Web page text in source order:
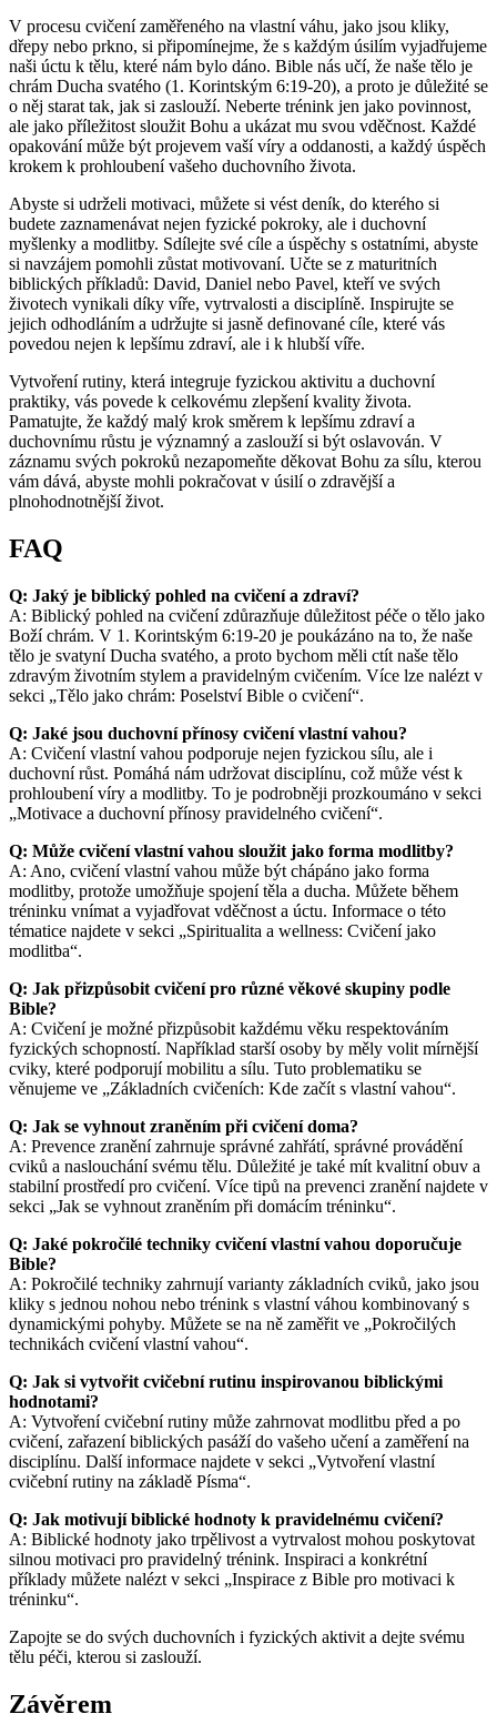
V procesu cvičení zaměřeného na vlastní váhu, jako jsou kliky,
dřepy nebo prkno, si připomínejme, že s každým úsilím vyjadřujeme
naši úctu k tělu, které nám bylo dáno. Bible nás učí, že naše tělo je
chrám Ducha svatého (1. Korintským 6:19-20), a proto je důležité se
o něj starat tak, jak si zaslouží. Neberte trénink jen jako povinnost,
ale jako příležitost sloužit Bohu a ukázat mu svou vděčnost. Každé
opakování může být projevem vaší víry a oddanosti, a každý úspěch
krokem k prohloubení vašeho duchovního života.
Abyste si udrželi motivaci, můžete si vést deník, do kterého si
budete zaznamenávat nejen fyzické pokroky, ale i duchovní
myšlenky a modlitby. Sdílejte své cíle a úspěchy s ostatními, abyste
si navzájem pomohli zůstat motivovaní. Učte se z maturitních
biblických příkladů: David, Daniel nebo Pavel, kteří ve svých
životech vynikali díky víře, vytrvalosti a disciplíně. Inspirujte se
jejich odhodláním a udržujte si jasně definované cíle, které vás
povedou nejen k lepšímu zdraví, ale i k hlubší víře.
Vytvoření rutiny, která integruje fyzickou aktivitu a duchovní
praktiky, vás povede k celkovému zlepšení kvality života.
Pamatujte, že každý malý krok směrem k lepšímu zdraví a
duchovnímu růstu je významný a zaslouží si být oslavován. V
záznamu svých pokroků nezapomeňte děkovat Bohu za sílu, kterou
vám dává, abyste mohli pokračovat v úsilí o zdravější a
plnohodnotnější život.
FAQ
Q: Jaký je biblický pohled na cvičení a zdraví?
A: Biblický pohled na cvičení zdůrazňuje důležitost péče o tělo jako
Boží chrám. V 1. Korintským 6:19-20 je poukázáno na to, že naše
tělo je svatyní Ducha svatého, a proto bychom měli ctít naše tělo
zdravým životním stylem a pravidelným cvičením. Více lze nalézt v
sekci „Tělo jako chrám: Poselství Bible o cvičení“.
Q: Jaké jsou duchovní přínosy cvičení vlastní vahou?
A: Cvičení vlastní vahou podporuje nejen fyzickou sílu, ale i
duchovní růst. Pomáhá nám udržovat disciplínu, což může vést k
prohloubení víry a modlitby. To je podrobněji prozkoumáno v sekci
„Motivace a duchovní přínosy pravidelného cvičení“.
Q: Může cvičení vlastní vahou sloužit jako forma modlitby?
A: Ano, cvičení vlastní vahou může být chápáno jako forma
modlitby, protože umožňuje spojení těla a ducha. Můžete během
tréninku vnímat a vyjadřovat vděčnost a úctu. Informace o této
tématice najdete v sekci „Spiritualita a wellness: Cvičení jako
modlitba“.
Q: Jak přizpůsobit cvičení pro různé věkové skupiny podle
Bible?
A: Cvičení je možné přizpůsobit každému věku respektováním
fyzických schopností. Například starší osoby by měly volit mírnější
cviky, které podporují mobilitu a sílu. Tuto problematiku se
věnujeme ve „Základních cvičeních: Kde začít s vlastní vahou“.
Q: Jak se vyhnout zraněním při cvičení doma?
A: Prevence zranění zahrnuje správné zahřátí, správné provádění
cviků a naslouchání svému tělu. Důležité je také mít kvalitní obuv a
stabilní prostředí pro cvičení. Více tipů na prevenci zranění najdete v
sekci „Jak se vyhnout zraněním při domácím tréninku“.
Q: Jaké pokročilé techniky cvičení vlastní vahou doporučuje
Bible?
A: Pokročilé techniky zahrnují varianty základních cviků, jako jsou
kliky s jednou nohou nebo trénink s vlastní váhou kombinovaný s
dynamickými pohyby. Můžete se na ně zaměřit ve „Pokročilých
technikách cvičení vlastní vahou“.
Q: Jak si vytvořit cvičební rutinu inspirovanou biblickými
hodnotami?
A: Vytvoření cvičební rutiny může zahrnovat modlitbu před a po
cvičení, zařazení biblických pasáží do vašeho učení a zaměření na
disciplínu. Další informace najdete v sekci „Vytvoření vlastní
cvičební rutiny na základě Písma“.
Q: Jak motivují biblické hodnoty k pravidelnému cvičení?
A: Biblické hodnoty jako trpělivost a vytrvalost mohou poskytovat
silnou motivaci pro pravidelný trénink. Inspiraci a konkrétní
příklady můžete nalézt v sekci „Inspirace z Bible pro motivaci k
tréninku“.
Zapojte se do svých duchovních i fyzických aktivit a dejte svému
tělu péči, kterou si zaslouží.
Závěrem